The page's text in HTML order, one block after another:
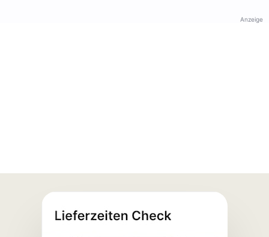
Anzeige